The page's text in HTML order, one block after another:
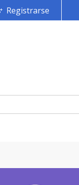
Registrarse